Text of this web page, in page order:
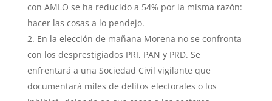
con AMLO se ha reducido a 54% por la misma razón:
hacer las cosas a lo pendejo.
En la elección de mañana Morena no se confronta
con los desprestigiados PRI, PAN y PRD. Se
enfrentará a una Sociedad Civil vigilante que
documentará miles de delitos electorales o los